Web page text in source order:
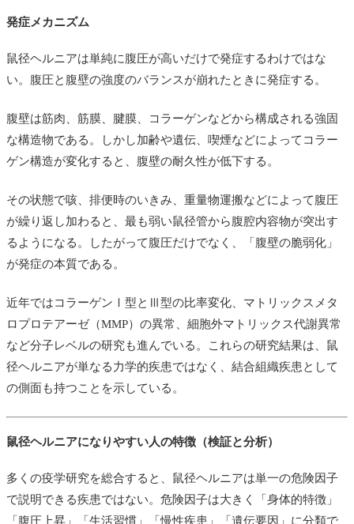
発症メカニズム
鼠径ヘルニアは単純に腹圧が高いだけで発症するわけではな
い。腹圧と腹壁の強度のバランスが崩れたときに発症する。
腹壁は筋肉、筋膜、腱膜、コラーゲンなどから構成される強固
な構造物である。しかし加齢や遺伝、喫煙などによってコラー
ゲン構造が変化すると、腹壁の耐久性が低下する。
その状態で咳、排便時のいきみ、重量物運搬などによって腹圧
が繰り返し加わると、最も弱い鼠径管から腹腔内容物が突出す
るようになる。したがって腹圧だけでなく、「腹壁の脆弱化」
が発症の本質である。
近年ではコラーゲンⅠ型とⅢ型の比率変化、マトリックスメタ
ロプロテアーゼ（MMP）の異常、細胞外マトリックス代謝異常
など分子レベルの研究も進んでいる。これらの研究結果は、鼠
径ヘルニアが単なる力学的疾患ではなく、結合組織疾患として
の側面も持つことを示している。
鼠径ヘルニアになりやすい人の特徴（検証と分析）
多くの疫学研究を総合すると、鼠径ヘルニアは単一の危険因子
で説明できる疾患ではない。危険因子は大きく「身体的特徴」
「腹圧上昇」「生活習慣」「慢性疾患」「遺伝要因」に分類で